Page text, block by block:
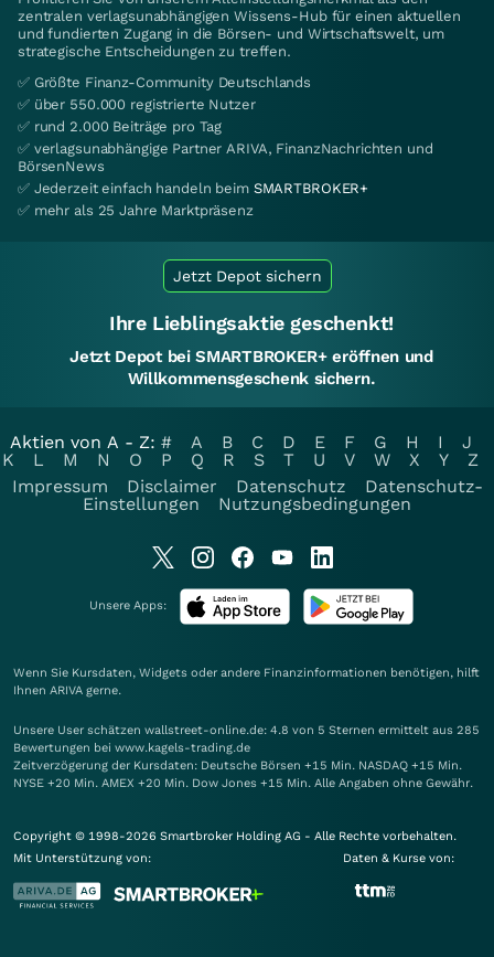
zentralen verlagsunabhängigen Wissens-Hub für einen aktuellen
und fundierten Zugang in die Börsen- und Wirtschaftswelt, um
strategische Entscheidungen zu treffen.
✅ Größte Finanz-Community Deutschlands
✅ über 550.000 registrierte Nutzer
✅ rund 2.000 Beiträge pro Tag
✅ verlagsunabhängige Partner ARIVA, FinanzNachrichten und
BörsenNews
✅ Jederzeit einfach handeln beim SMARTBROKER+
✅ mehr als 25 Jahre Marktpräsenz
Jetzt Depot sichern
Ihre Lieblingsaktie geschenkt!
Jetzt Depot bei SMARTBROKER+ eröffnen und
Willkommensgeschenk sichern.
Aktien von A - Z: # A B C D E F G H I
J
K
L M N O P Q R S T U V W X Y
Z
Impressum
Disclaimer Datenschutz
Datenschutz-
Einstellungen
Nutzungsbedingungen
Unsere Apps:
Wenn Sie Kursdaten, Widgets oder andere Finanzinformationen benötigen, hilft
Ihnen ARIVA gerne.
Unsere User schätzen wallstreet-online.de: 4.8 von 5 Sternen ermittelt aus 285
Bewertungen bei www.kagels-trading.de
Zeitverzögerung der Kursdaten: Deutsche Börsen +15 Min. NASDAQ +15 Min.
NYSE +20 Min. AMEX +20 Min. Dow Jones +15 Min. Alle Angaben ohne Gewähr.
Copyright © 1998-2026 Smartbroker Holding AG - Alle Rechte vorbehalten.
Mit Unterstützung von:
Daten & Kurse von: